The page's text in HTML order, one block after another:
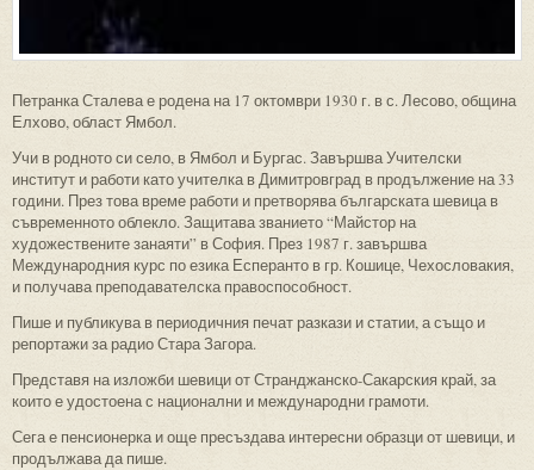
Петранка Сталева е родена на 17 октомври 1930 г. в с. Лесово, община
Елхово, област Ямбол.
Учи в родното си село, в Ямбол и Бургас. Завършва Учителски
институт и работи като учителка в Димитровград в продължение на 33
години. През това време работи и претворява българската шевица в
съвременното облекло. Защитава званието “Майстор на
художествените занаяти” в София. През 1987 г. завършва
Международния курс по езика Есперанто в гр. Кошице, Чехословакия,
и получава преподавателска правоспособност.
Пише и публикува в периодичния печат разкази и статии, а също и
репортажи за радио Стара Загора.
Представя на изложби шевици от Странджанско-Сакарския край, за
които е удостоена с национални и международни грамоти.
Сега е пенсионерка и още пресъздава интересни образци от шевици, и
продължава да пише.